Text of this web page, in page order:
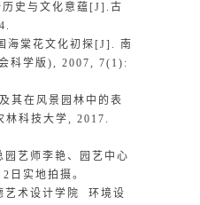
史与文化意蕴[J].古
海棠花文化初探[J]. 南
科学版), 2007, 7(1):
其在风景园林中的表
科技大学, 2017.
艺师李艳、园艺中心
日实地拍摄。
艺术设计学院 环境设